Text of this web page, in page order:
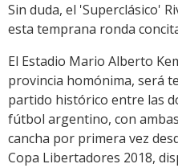
Sin duda, el 'Superclásico'
esta temprana ronda
El Estadio Mario Alberto
provincia homónima, será
partido histórico entre las
fútbol argentino, con
cancha por primera vez
Copa Libertadores 2018,